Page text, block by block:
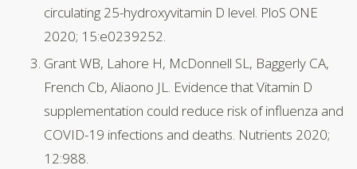
circulating 25-hydroxyvitamin D level. PloS ONE
2020; 15:e0239252.
Grant WB, Lahore H, McDonnell SL, Baggerly CA,
French Cb, Aliaono JL. Evidence that Vitamin D
supplementation could reduce risk of influenza and
COVID-19 infections and deaths. Nutrients 2020;
12:988.